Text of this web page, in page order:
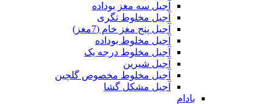
آجیل سه مغز بوداده
آجیل مخلوط تگری
آجیل پنج مغز خام (7مغز)
آجیل مخلوط بوداده
آجیل مخلوط درجه یک
آجیل شیرین
آجیل مخلوط مخصوص گلچین
آجیل مشکل گشا
بادام